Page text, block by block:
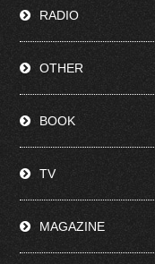
RADIO
OTHER
BOOK
TV
MAGAZINE